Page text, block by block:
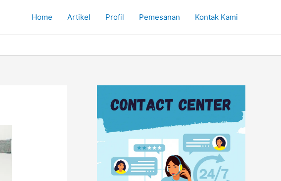
Home Artikel Profil Pemesanan Kontak Kami